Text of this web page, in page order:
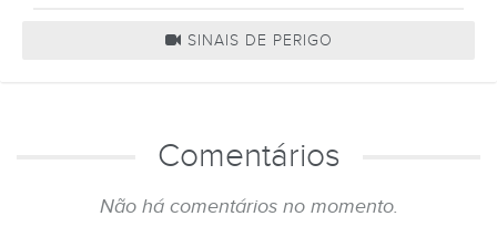
SINAIS DE PERIGO
Comentários
Não há comentários no momento.